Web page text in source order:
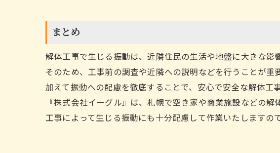
まとめ
解体工事で生じる振動は、近隣住民の生活や地盤に大きな影
そのため、工事前の調査や近隣への説明などを行うことが重要
加えて振動への配慮を徹底することで、安心で安全な解体工
『株式会社イーグル』は、札幌で空き家や商業施設などの解
工事によって生じる振動にも十分配慮して作業いたしますの